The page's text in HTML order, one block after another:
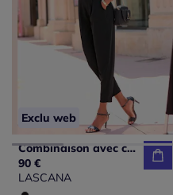
Exclu web
Combinaison avec col en V et poches fendues pratiques
90 €
LASCANA